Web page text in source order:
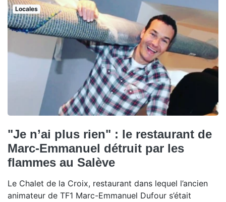
Locales
"Je n’ai plus rien" : le restaurant de
Marc-Emmanuel détruit par les
flammes au Salève
Le Chalet de la Croix, restaurant dans lequel l’ancien
animateur de TF1 Marc-Emmanuel Dufour s’était